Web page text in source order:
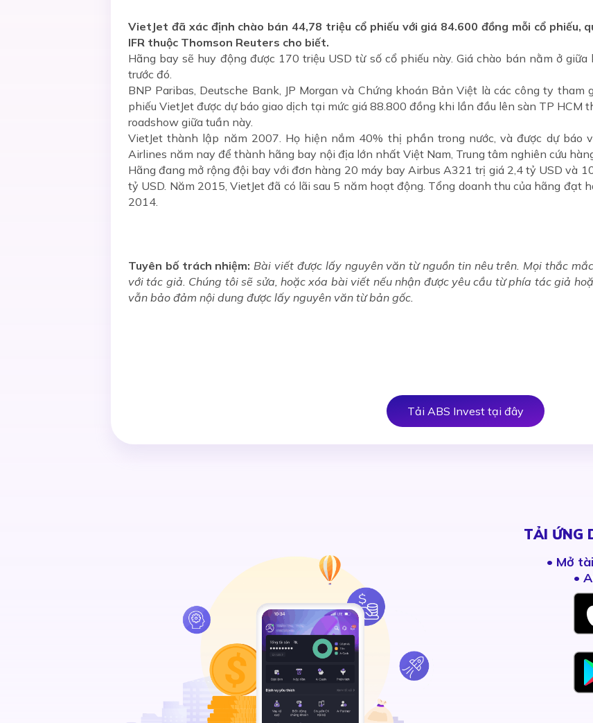
VietJet đã xác định chào bán 44,78 triệu cổ phiếu với giá 84.600 đồng mỗi cổ phiếu,
IFR thuộc Thomson Reuters cho biết.
Hãng bay sẽ huy động được 170 triệu USD từ số cổ phiếu này. Giá chào bán nằm ở
trước đó.
BNP Paribas, Deutsche Bank, JP Morgan và Chứng khoán Bản Việt là các công ty tham
phiếu VietJet được dự báo giao dịch tại mức giá 88.800 đồng khi lần đầu lên sàn TP HCM
roadshow giữa tuần này.
VietJet thành lập năm 2007. Họ hiện nắm 40% thị phần trong nước, và được dự báo
Airlines năm nay để thành hãng bay nội địa lớn nhất Việt Nam, Trung tâm nghiên cứu
Hãng đang mở rộng đội bay với đơn hàng 20 máy bay Airbus A321 trị giá 2,4 tỷ USD và
tỷ USD. Năm 2015, VietJet đã có lãi sau 5 năm hoạt động. Tổng doanh thu của hãng đạt
2014.
Tuyên bố trách nhiệm: Bài viết được lấy nguyên văn từ nguồn tin nêu trên. Mọi thắc
với tác giả. Chúng tôi sẽ sửa, hoặc xóa bài viết nếu nhận được yêu cầu từ phía tác giả
vẫn bảo đảm nội dung được lấy nguyên văn từ bản gốc.
Tải ABS Invest tại đây
TẢI ỨNG
• Mở
•